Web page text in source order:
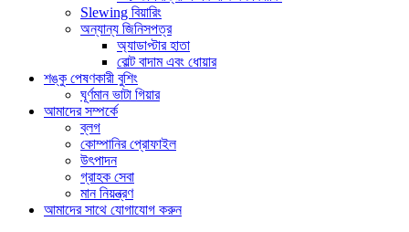
Slewing বিয়ারিং
অন্যান্য জিনিসপত্র
অ্যাডাপ্টার হাতা
বোল্ট বাদাম এবং ধোয়ার
শঙ্কু পেষণকারী বুশিং
ঘূর্ণমান ভাটা গিয়ার
আমাদের সম্পর্কে
ব্লগ
কোম্পানির প্রোফাইল
উৎপাদন
গ্রাহক সেবা
মান নিয়ন্ত্রণ
আমাদের সাথে যোগাযোগ করুন